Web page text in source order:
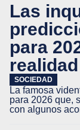
Las
para
realidad
SOCIEDAD
La famosa
para 2026 que,
con algunos